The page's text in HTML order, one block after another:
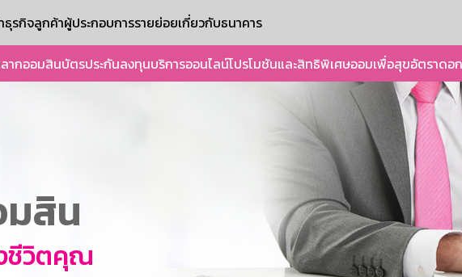
ธุรกิจลูกค้าผู้ประกอบการรายย่อยเกี่ยวกับธนาคาร
ากออมสินบัตรประกันลงทุนบริการออนไลน์โปรโมชันและสิทธิพิเศษออมเพื่อสุขอัตราดอ
มสิน
ชีวิตคุณ